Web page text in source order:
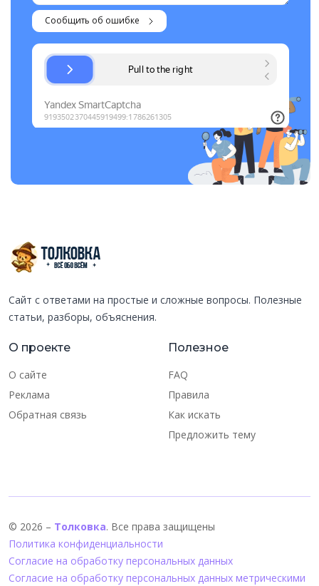
Сообщить об ошибке
Сайт с ответами на простые и сложные вопросы. Полезные
статьи, разборы, объяснения.
О проекте
О сайте
Реклама
Обратная связь
Полезное
FAQ
Правила
Как искать
Предложить тему
© 2026 – Толковка. Все права защищены
Политика конфиденциальности
Согласие на обработку персональных данных
Согласие на обработку персональных данных метрическими